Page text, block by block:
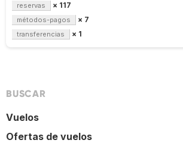
reservas × 117
métodos-pagos × 7
transferencias × 1
BUSCAR
Vuelos
Ofertas de vuelos